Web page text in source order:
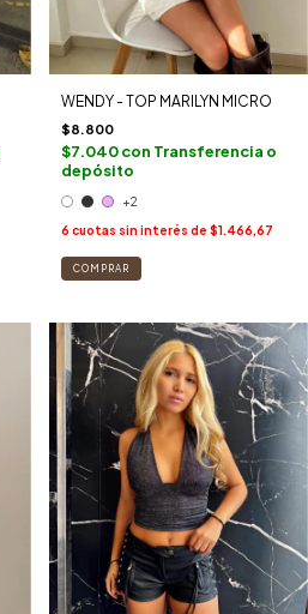
WENDY - TOP MARILYN MICRO
$8.800
$7.040con Transferencia o
depósito
+2
6 cuotas sin interés de $1.466,67
COMPRAR